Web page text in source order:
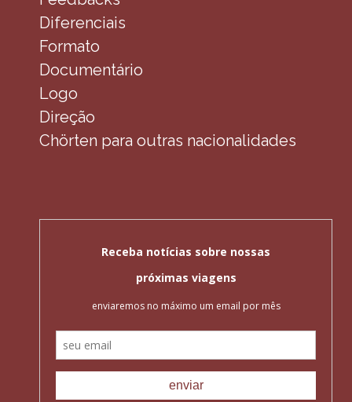
Diferenciais
Formato
Documentário
Logo
Direção
Chörten para outras nacionalidades